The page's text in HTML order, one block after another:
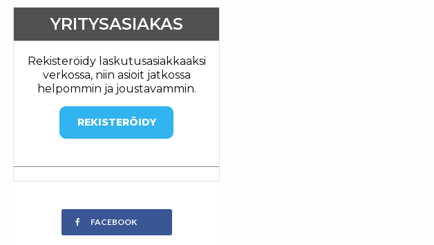
YRITYSASIAKAS
Rekisteröidy laskutusasiakkaaksi
verkossa, niin asioit jatkossa
helpommin ja joustavammin.
REKISTERÖIDY
FACEBOOK